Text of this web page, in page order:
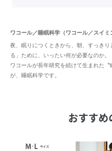
ワコール／睡眠科学（ワコール／スイミ
夜、眠りにつくときから、朝、すっき
る」ために、いったい何が必要なのか。
ワコールが長年研究を続けて生まれた
が、睡眠科学です。
おすすめ